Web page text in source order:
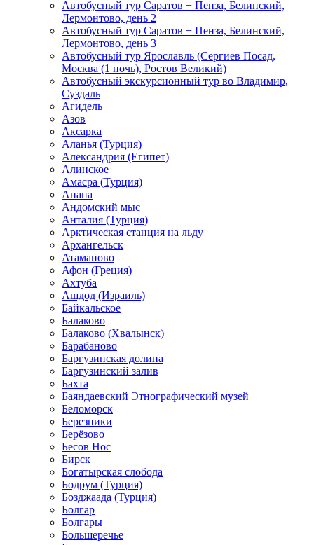
Автобусный тур Саратов + Пенза, Белинский,
Лермонтово, день 2
Автобусный тур Саратов + Пенза, Белинский,
Лермонтово, день 3
Автобусный тур Ярославль (Сергиев Посад,
Москва (1 ночь), Ростов Великий)
Автобусный экскурсионный тур во Владимир,
Суздаль
Агидель
Азов
Аксарка
Аланья (Турция)
Александрия (Египет)
Алинское
Амасра (Турция)
Анапа
Андомский мыс
Анталия (Турция)
Арктическая станция на льду
Архангельск
Атаманово
Афон (Греция)
Ахтуба
Ашдод (Израиль)
Байкальское
Балаково
Балаково (Хвалынск)
Барабаново
Баргузинская долина
Баргузинский залив
Бахта
Баяндаевский Этнографический музей
Беломорск
Березники
Берёзово
Бесов Нос
Бирск
Богатырская слобода
Бодрум (Турция)
Бозджаада (Турция)
Болгар
Болгары
Большеречье